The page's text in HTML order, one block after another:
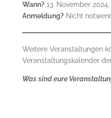
Wann?13. November
Anmeldung?Nicht
Weitere Veranstaltungen
Veranstaltungskalender
Was sind eure